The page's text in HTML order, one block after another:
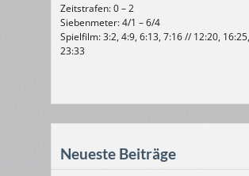
Zeitstrafen: 0 – 2
Siebenmeter: 4/1 – 6/4
Spielfilm: 3:2, 4:9, 6:13, 7:16 // 12:20,
23:33
Neueste Beiträge